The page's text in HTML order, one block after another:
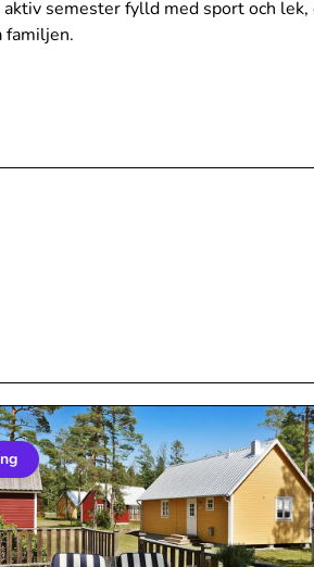
semester fylld med sport och
familjen.